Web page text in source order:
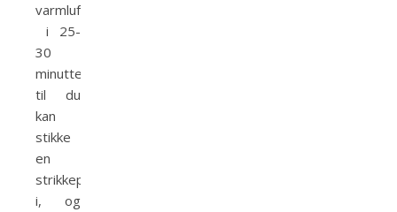
varmluft
i 25-
30
minutter
til du
kan
stikke
en
strikkepind
i, og